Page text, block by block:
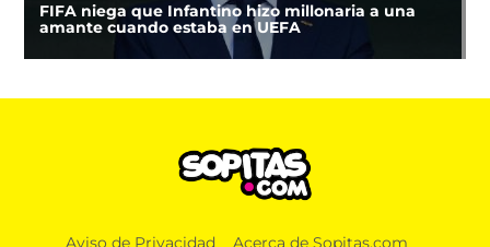
FIFA niega que Infantino hizo millonaria a una
amante cuando estaba en UEFA
Aviso de Privacidad Acerca de Sopitas.com